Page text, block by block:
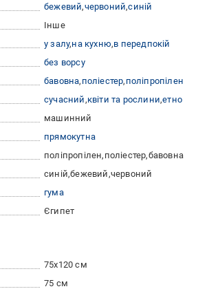
бежевий червоний синій
Інше
у залу на кухню в передпокій
без ворсу
бавовна поліестер поліпропілен
сучасний квіти та рослини етно
машинний
прямокутна
поліпропілен поліестер бавовна
синій бежевий червоний
гума
Єгипет
75x120 см
75 см